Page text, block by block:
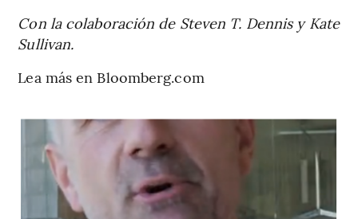
Con la colaboración de Steven T. Dennis y Kate
Sullivan.
Lea más en Bloomberg.com